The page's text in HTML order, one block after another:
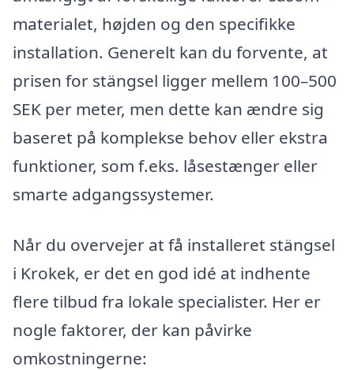
materialet, højden og den specifikke
installation. Generelt kan du forvente, at
prisen for stängsel ligger mellem 100–500
SEK per meter, men dette kan ændre sig
baseret på komplekse behov eller ekstra
funktioner, som f.eks. låsestænger eller
smarte adgangssystemer.
Når du overvejer at få installeret stängsel
i Krokek, er det en god idé at indhente
flere tilbud fra lokale specialister. Her er
nogle faktorer, der kan påvirke
omkostningerne: